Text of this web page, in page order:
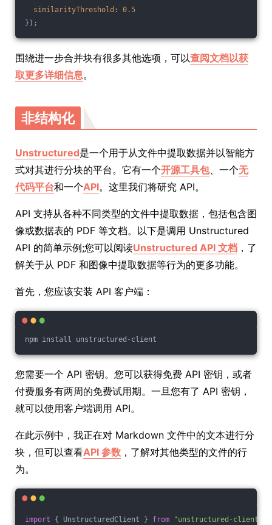
similarityThreshold : 0.5
});
围绕进一步合并块有很多其他选项，可以查阅文档以获
取更多详细信息。
非结构化
Unstructured是一个用于从文件中提取数据并以智能方
式对其进行分块的平台。它有一个开源工具包、一个无
代码平台和一个API。这里我们将研究 API。
API 支持从各种不同类型的文件中提取数据，包括包含图
像或数据表的 PDF 等文档。以下是调用 Unstructured
API 的简单示例;您可以阅读Unstructured API 文档 ，了
解关于从 PDF 和图像中提取数据等行为的更多功能。
首先，您应该安装 API 客户端：
npm install unstructured-client
您需要一个 API 密钥。您可以获得免费 API 密钥，或者
付费服务有两周的免费试用期。一旦您有了 API 密钥，
就可以使用客户端调用 API。
在此示例中，我正在对 Markdown 文件中的文本进行分
块，但可以查看API 参数 ，了解对其他类型的文件的行
为。
import { UnstructuredClient } from "unstructured-client"